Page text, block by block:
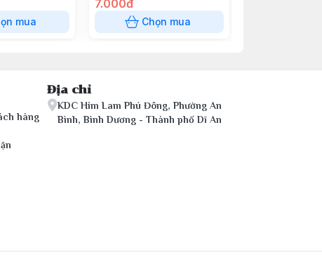
mua
7.000đ
Chọn mua
hàng
Địa chỉ
KDC Him Lam Phú Đông, Phường An
Bình, Bình Dương - Thành phố Dĩ An